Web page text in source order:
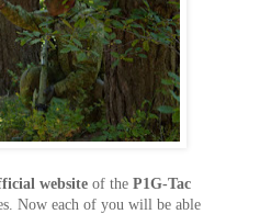
website of the P1G-Tac
Now each of you will be able